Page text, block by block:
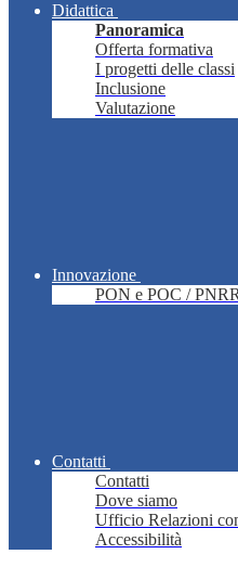
Didattica
Panoramica
Offerta formativa
I progetti delle classi
Inclusione
Valutazione
Innovazione
PON e POC / PNRR
Contatti
Contatti
Dove siamo
Ufficio Relazioni
Accessibilità